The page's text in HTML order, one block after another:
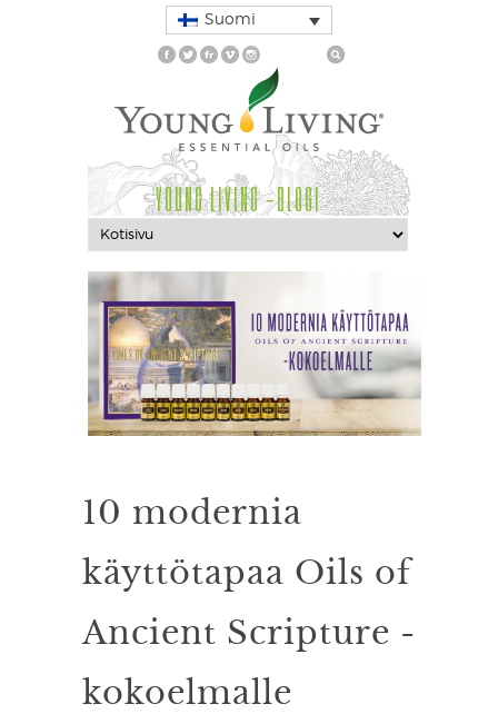
Suomi
YOUNG LIVING -BLOGI
10 modernia
käyttötapaa Oils of
Ancient Scripture -
kokoelmalle